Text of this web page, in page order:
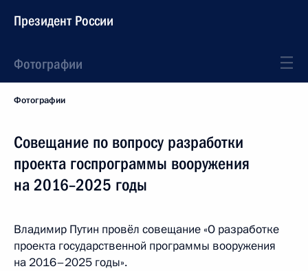
Президент России
Фотографии
Фотографии
Совещание по вопросу разработки
проекта госпрограммы вооружения
на 2016–2025 годы
Владимир Путин провёл совещание «О разработке
проекта государственной программы вооружения
на 2016–2025 годы».